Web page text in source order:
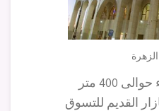
يبعد فندق روابي الزهراء حوالى 400 متر
القديم للتسوق